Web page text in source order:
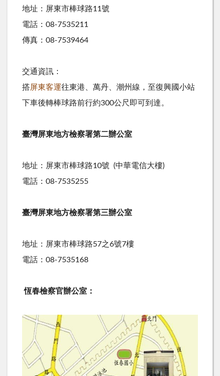
地址：屏東市棒球路11號
電話：08-7535211
傳真：08-7539464
交通資訊：
搭屏東客運往東港、萬丹、潮州線，至復興國小站
下車後轉棒球路前行約300公尺即可到達。
臺灣屏東地方檢察署第二辦公室
地址：屏東市棒球路10號 (中華電信大樓)
電話：08-7535255
臺灣屏東地方檢察署第三辦公室
地址：屏東市棒球路57之6號7樓
電話：08-7535168
恆春檢察官辦公室：